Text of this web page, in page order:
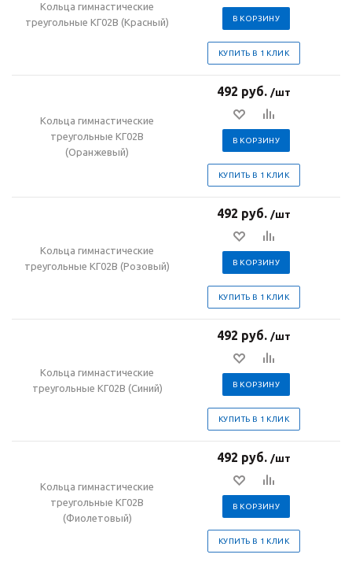
Кольца гимнастические
треугольные КГ02В (Красный)
В КОРЗИНУ
КУПИТЬ В 1 КЛИК
Кольца гимнастические
треугольные КГ02В
(Оранжевый)
492 руб. /шт
В КОРЗИНУ
КУПИТЬ В 1 КЛИК
Кольца гимнастические
треугольные КГ02В (Розовый)
492 руб. /шт
В КОРЗИНУ
КУПИТЬ В 1 КЛИК
Кольца гимнастические
треугольные КГ02В (Синий)
492 руб. /шт
В КОРЗИНУ
КУПИТЬ В 1 КЛИК
Кольца гимнастические
треугольные КГ02В
(Фиолетовый)
492 руб. /шт
В КОРЗИНУ
КУПИТЬ В 1 КЛИК